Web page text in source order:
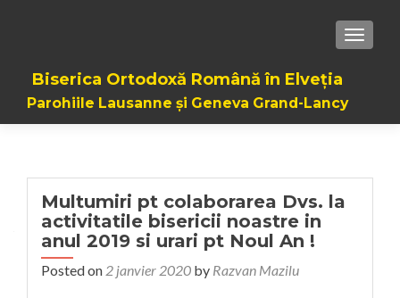
Biserica Ortodoxă Română în Elveția
Parohiile Lausanne și Geneva Grand-Lancy
Multumiri pt colaborarea Dvs. la
activitatile bisericii noastre in
anul 2019 si urari pt Noul An !
Posted on 2 janvier 2020 by Razvan Mazilu